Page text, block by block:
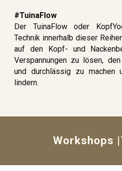
#TuinaFlow
Der TuinaFlow oder
Technik innerhalb dieser
auf den Kopf- und
Verspannungen zu lösen,
und durchlässig zu machen
lindern.
Workshops |